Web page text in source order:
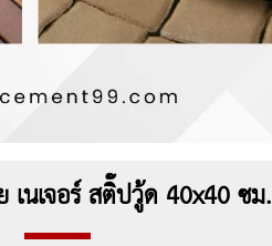
นเจอร์ สติ๊ปวู้ด 40x40 ซม.